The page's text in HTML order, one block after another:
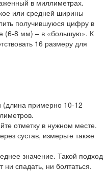
в миллиметрах.
или средней ширины
получившуюся цифру в
(6-8 мм) – в «большую». К
16 размеру для
(длина примерно 10-12
отметку в нужном месте.
сустав, измерьте также
значение. Такой подход
ни спадать, ни болтаться.